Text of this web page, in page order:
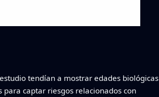
tendían a mostrar edades biológicas
para captar riesgos relacionados con